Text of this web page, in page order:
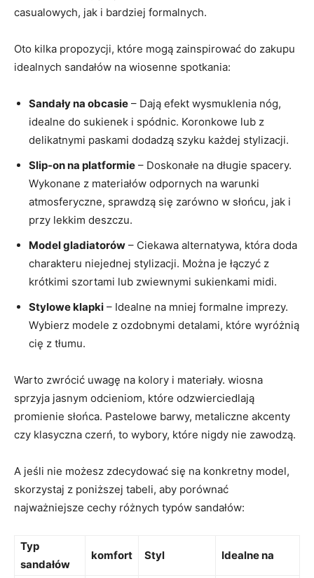
casualowych, jak i bardziej formalnych.
Oto kilka propozycji, które mogą zainspirować do zakupu
idealnych sandałów na wiosenne spotkania:
Sandały na obcasie – Dają efekt wysmuklenia nóg,
idealne do sukienek i spódnic. Koronkowe lub z
delikatnymi paskami dodadzą szyku każdej stylizacji.
Slip-on na platformie – Doskonałe na długie spacery.
Wykonane z materiałów odpornych na warunki
atmosferyczne, sprawdzą się zarówno w słońcu, jak i
przy lekkim deszczu.
Model gladiatorów – Ciekawa alternatywa, która doda
charakteru niejednej stylizacji. Można je łączyć z
krótkimi szortami lub zwiewnymi sukienkami midi.
Stylowe klapki – Idealne na mniej formalne imprezy.
Wybierz modele z ozdobnymi detalami, które wyróżnią
cię z tłumu.
Warto zwrócić uwagę na kolory i materiały. wiosna
sprzyja jasnym odcieniom, które odzwierciedlają
promienie słońca. Pastelowe barwy, metaliczne akcenty
czy klasyczna czerń, to wybory, które nigdy nie zawodzą.
A jeśli nie możesz zdecydować się na konkretny model,
skorzystaj z poniższej tabeli, aby porównać
najważniejsze cechy różnych typów sandałów:
Typ
sandałów
komfort Styl Idealne na